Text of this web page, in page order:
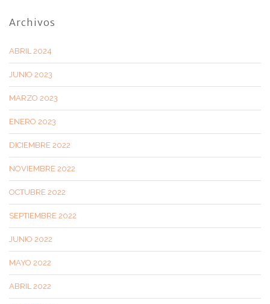
Archivos
ABRIL 2024
JUNIO 2023
MARZO 2023
ENERO 2023
DICIEMBRE 2022
NOVIEMBRE 2022
OCTUBRE 2022
SEPTIEMBRE 2022
JUNIO 2022
MAYO 2022
ABRIL 2022